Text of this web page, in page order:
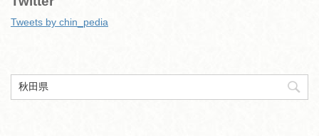
Tweets by chin_pedia